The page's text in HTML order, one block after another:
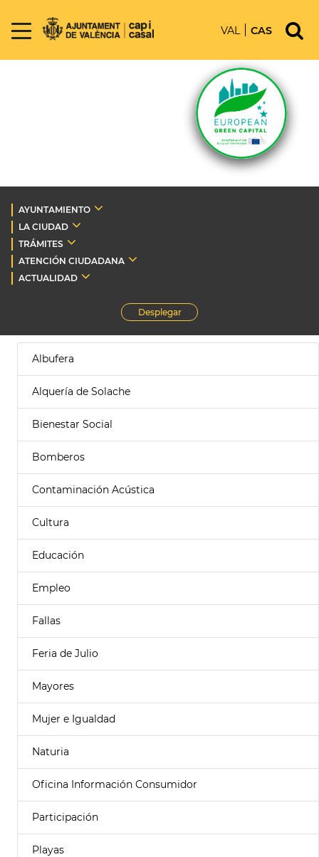
VAL CAS
AYUNTAMIENTO
LA CIUDAD
TRÁMITES
ATENCIÓN CIUDADANA
ACTUALIDAD
Desplegar
Albufera
Alquería de Solache
Bienestar Social
Bomberos
Contaminación Acústica
Cultura
Educación
Empleo
Fallas
Feria de Julio
Mayores
Mujer e Igualdad
Naturia
Oficina Información Consumidor
Participación
Playas